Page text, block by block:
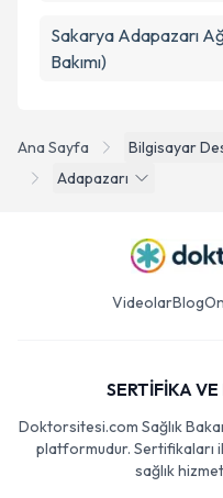
Ana Sayfa Bilgisayar
Adapazarı
Sakarya Adapazarı
Bakımı)
VideolarBlog
SERTİFİKA
Doktorsitesi.com Sağlık
platformudur. Sertifikaları
sağlık